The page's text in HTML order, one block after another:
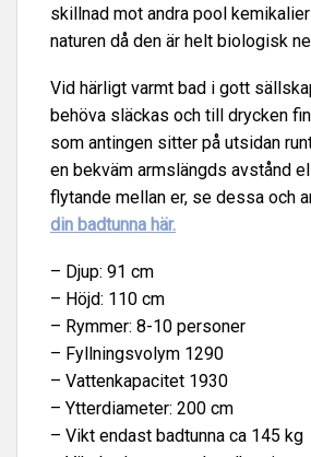
skillnad mot andra pool
naturen då den är helt biologisk
Vid härligt varmt bad i gott
behöva släckas och till drycken
som antingen sitter på utsidan
en bekväm armslängds avstånd
flytande mellan er, se dessa och
din badtunna här.
– Djup: 91 cm
– Höjd: 110 cm
– Rymmer: 8-10 personer
– Fyllningsvolym 1290
– Vattenkapacitet 1930
– Ytterdiameter: 200 cm
– Vikt endast badtunna ca 145 kg